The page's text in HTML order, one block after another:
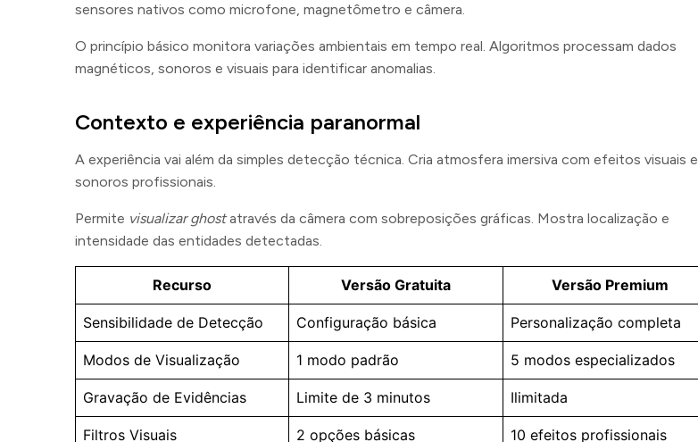
sensores nativos como microfone, magnetômetro e câmera.
O princípio básico monitora variações ambientais em tempo real. Algoritmos processam dados
magnéticos, sonoros e visuais para identificar anomalias.
Contexto e experiência paranormal
A experiência vai além da simples detecção técnica. Cria atmosfera imersiva com efeitos visuais e
sonoros profissionais.
Permite visualizar ghostatravés da câmera com sobreposições gráficas. Mostra localização e
intensidade das entidades detectadas.
Recurso Versão Gratuita Versão Premium
Sensibilidade de Detecção Configuração básica Personalização completa
Modos de Visualização 1 modo padrão 5 modos especializados
Gravação de Evidências Limite de 3 minutos Ilimitada
Filtros Visuais 2 opções básicas 10 efeitos profissionais